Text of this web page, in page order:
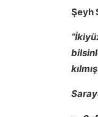
Şeyh